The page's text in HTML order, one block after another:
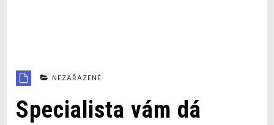
NEZAŘAZENÉ
Specialista vám dá